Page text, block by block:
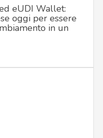
eUDI Wallet:
oggi per essere
in un